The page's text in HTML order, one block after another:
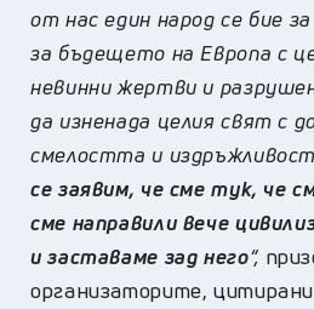
от нас един народ се бие
за бъдещето на Европа с
невинни жертви и
да изненада целия свят с
смелостта и
се заявим, че сме тук, че
сме направили вече
и заставаме зад него“,
организаторите,